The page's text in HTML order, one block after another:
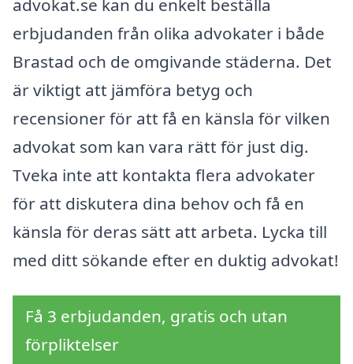
erbjudanden från olika advokater i både
Brastad och de omgivande städerna. Det
är viktigt att jämföra betyg och
recensioner för att få en känsla för vilken
advokat som kan vara rätt för just dig.
Tveka inte att kontakta flera advokater
för att diskutera dina behov och få en
känsla för deras sätt att arbeta. Lycka till
med ditt sökande efter en duktig advokat!
Få 3 erbjudanden, gratis och utan
förpliktelser